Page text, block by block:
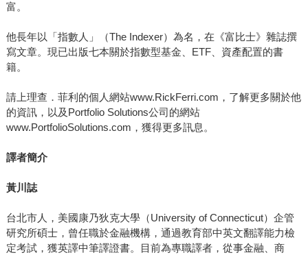
富。
他長年以「指數人」（The Indexer）為名，在《富比士》雜誌撰
寫文章。現已出版七本關於指數型基金、ETF、資產配置的書
籍。
請上理查．菲利的個人網站www.RickFerri.com，了解更多關於他
的資訊，以及Portfolio Solutions公司的網站
www.PortfolioSolutions.com，獲得更多訊息。
譯者簡介
黃川誌
台北市人，美國康乃狄克大學（University of Connecticut）企管
研究所碩士，曾任職於金融機構，通過教育部中英文翻譯能力檢
定考試，獲英譯中筆譯證書。目前為專職譯者，從事金融、商